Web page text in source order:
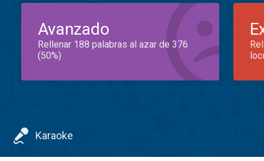
Avanzado
Rellenar 188 palabras al azar de 376
(50%)
Karaoke